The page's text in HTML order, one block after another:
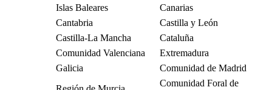
Islas Baleares
Canarias
Cantabria
Castilla y León
Castilla-La Mancha
Cataluña
Comunidad Valenciana
Extremadura
Galicia
Comunidad de Madrid
Comunidad Foral de